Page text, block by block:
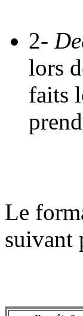
2-
lors
faits
Le
suivant